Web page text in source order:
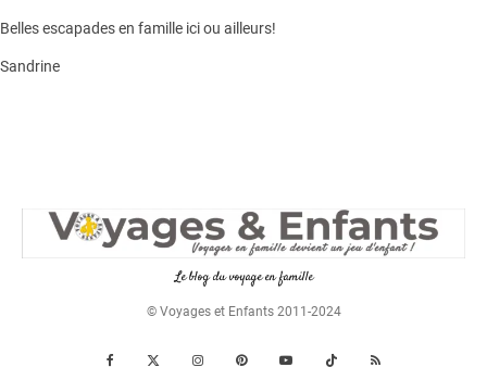
Belles escapades en famille ici ou ailleurs!
Sandrine
Le blog du voyage en famille
© Voyages et Enfants 2011-2024